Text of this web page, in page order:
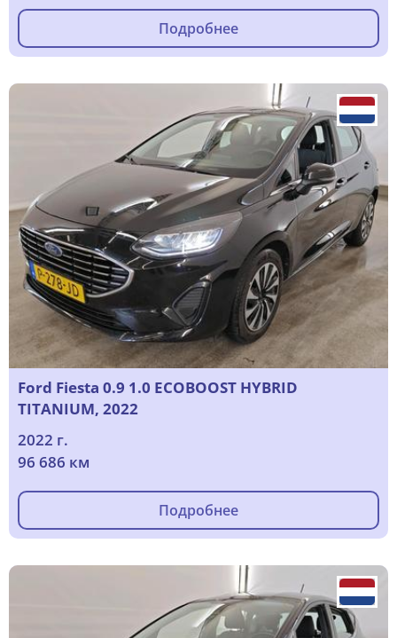
Подробнее
Ford Fiesta 0.9 1.0 ECOBOOST HYBRID
TITANIUM, 2022
2022 г.
96 686 км
Подробнее